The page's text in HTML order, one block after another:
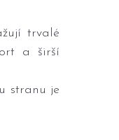
trvalé
a širší
stranu je